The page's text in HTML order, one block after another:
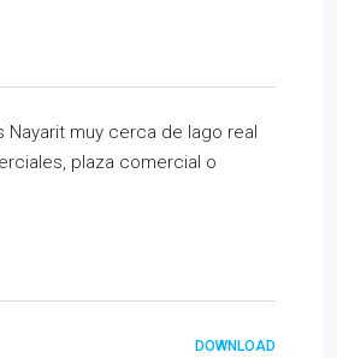
muy cerca de lago real
plaza comercial o
DOWNLOAD